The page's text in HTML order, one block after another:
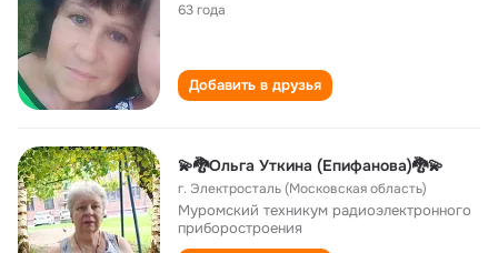
63 года
Добавить в друзья
💫🐉Ольга Уткина (Епифанова)🐉💫
г. Электросталь (Московская область)
Муромский техникум радиоэлектронного
приборостроения